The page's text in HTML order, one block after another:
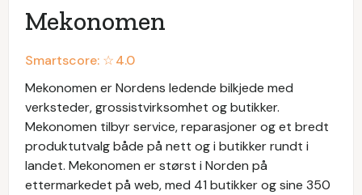
Mekonomen
Smartscore: ☆4.0
Mekonomen er Nordens ledende bilkjede med
verksteder, grossistvirksomhet og butikker.
Mekonomen tilbyr service, reparasjoner og et bredt
produktutvalg både på nett og i butikker rundt i
landet. Mekonomen er størst i Norden på
ettermarkedet på web, med 41 butikker og sine 350